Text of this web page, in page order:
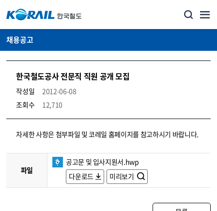
채용공고
한국철도공사 전문직 직원 공개 모집
작성일
2012-06-08
조회수
12,710
코레일소개_경영공시_채용공고 상세보기 – 내용, 파일, 담당자 연락처로 구성
자세한 사항은 첨부파일 및 코레일 홈페이지를 참고하시기 바랍니다.
파일
공고문 및 입사지원서.hwp
다운로드
미리보기